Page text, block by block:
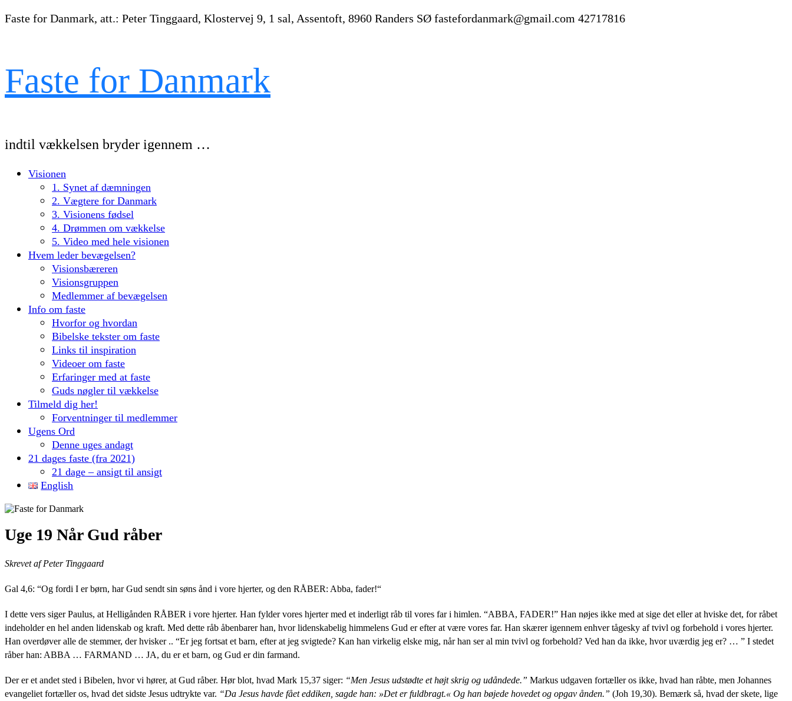
Faste for Danmark, att.: Peter Tinggaard, Klostervej 9, 1 sal, Assentoft, 8960 Randers SØ fastefordanmark@gmail.com 42717816
Faste for Danmark
indtil vækkelsen bryder igennem …
Visionen
1. Synet af dæmningen
2. Vægtere for Danmark
3. Visionens fødsel
4. Drømmen om vækkelse
5. Video med hele visionen
Hvem leder bevægelsen?
Visionsbæreren
Visionsgruppen
Medlemmer af bevægelsen
Info om faste
Hvorfor og hvordan
Bibelske tekster om faste
Links til inspiration
Videoer om faste
Erfaringer med at faste
Guds nøgler til vækkelse
Tilmeld dig her!
Forventninger til medlemmer
Ugens Ord
Denne uges andagt
21 dages faste (fra 2021)
21 dage – ansigt til ansigt
English
Uge 19 Når Gud råber
Skrevet af Peter Tinggaard
Gal 4,6: “Og fordi I er børn, har Gud sendt sin søns ånd i vore hjerter, og den RÅBER: Abba, fader!“
I dette vers siger Paulus, at Helligånden RÅBER i vore hjerter. Han fylder vores hjerter med et inderligt råb til vores far i himlen. “ABBA, FADER!” Han nøjes ikke med at sige det eller at hviske det, for råbet
indeholder en hel anden lidenskab og kraft. Med dette råb åbenbarer han, hvor lidenskabelig himmelens Gud er efter at være vores far. Han skærer igennem enhver tågesky af tvivl og forbehold i vores hjerter.
Han overdøver alle de stemmer, der hvisker .. “Er jeg fortsat et barn, efter at jeg svigtede? Kan han virkelig elske mig, når han ser al min tvivl og forbehold? Ved han da ikke, hvor uværdig jeg er? … ” I stedet
råber han: ABBA … FARMAND … JA, du er et barn, og Gud er din farmand.
Der er et andet sted i Bibelen, hvor vi hører, at Gud råber. Hør blot, hvad Mark 15,37 siger: “Men Jesus udstødte et højt skrig og udåndede.” Markus udgaven fortæller os ikke, hvad han råbte, men Johannes
evangeliet fortæller os, hvad det sidste Jesus udtrykte var. “Da Jesus havde fået eddiken, sagde han: »Det er fuldbragt.« Og han bøjede hovedet og opgav ånden.” (Joh 19,30). Bemærk så, hvad der skete, lige